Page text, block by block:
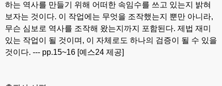
하는 역사를 만들기 위해 어떠한 속임수를 쓰고 있는지 밝혀
보자는 것이다. 이 작업에는 무엇을 조작했는지 뿐만 아니라,
무슨 심보로 역사를 조작해 왔는지까지 포함된다. 제법 재미
있는 작업이 될 것이며, 이 자체로도 하나의 검증이 될 수 있을
것이다. --- pp.15~16 [예스24 제공]